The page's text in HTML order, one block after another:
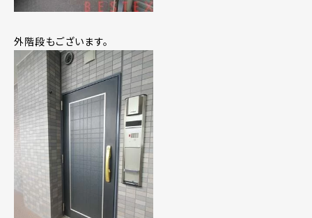
外階段もございます。